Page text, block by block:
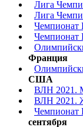
Лига
Лига
Франция
США
ВЛН 2021.
ВЛН 2021.
Чемпионат
сентября